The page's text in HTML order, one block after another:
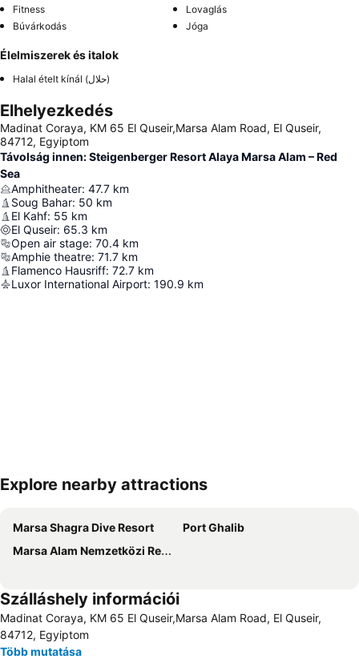
Fitness
Lovaglás
Búvárkodás
Jóga
Élelmiszerek és italok
Halal ételt kínál (حلال)
Elhelyezkedés
Madinat Coraya, KM 65 El Quseir,Marsa Alam Road, El Quseir,
84712, Egyiptom
Távolság innen: Steigenberger Resort Alaya Marsa Alam – Red
Sea
Amphitheater: 47.7 km
Soug Bahar: 50 km
El Kahf: 55 km
El Quseir: 65.3 km
Open air stage: 70.4 km
Amphie theatre: 71.7 km
Flamenco Hausriff: 72.7 km
Luxor International Airport: 190.9 km
Nagy méretű térkép
Explore nearby attractions
Marsa Shagra Dive Resort
Port Ghalib
Marsa Alam Nemzetközi Repülőtér
Szálláshely információi
Madinat Coraya, KM 65 El Quseir,Marsa Alam Road, El Quseir,
84712, Egyiptom
Több mutatása